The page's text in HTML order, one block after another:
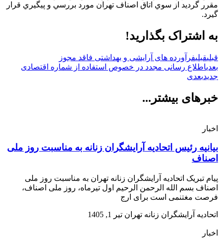
مقرر گرديد از سوي اتاق اصناف تهران مورد بررسي و پيگيري قرار
گيرد.
به اشتراک بگذارید!
قبلیقبلیفرآورده های آرایشی و بهداشتی فاقد مجوز
بعدیاطلاع رسانی مجدد در خصوص استفاده از شماره اقتصادی
جدیدبعدی
خبرهای بیشتر...
اخبار
بیانیه رئیس اتحادیه آرایشگران زنانه به مناسبت روز ملی
اصناف
پیام تبریک اتحادیه آرایشگران زنانه تهران به مناسبت روز ملی
اصناف بسم الله الرحمن الرحیم اول تیرماه، روز ملی اصناف،
فرصت مغتنمی است برای ارج
اتحادیه آرایشگران زنانه تهران تیر 1, 1405
اخبار